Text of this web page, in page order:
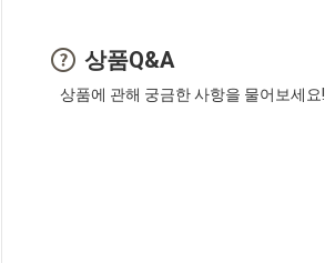
상품Q&A
상품에 관해 궁금한 사항을 물어보세요!